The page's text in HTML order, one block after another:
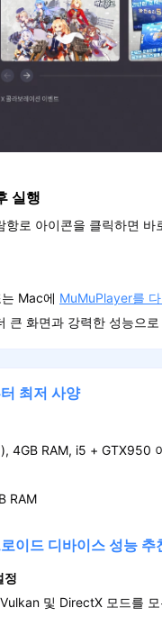
실행
항로 아이콘을 클릭하면 바
Mac에 MuMuPlayer를
큰 화면과 강력한 성능으
최저 사양
4GB RAM, i5 + GTX950
RAM
이드 디바이스 성능 추
정
및 DirectX 모드를